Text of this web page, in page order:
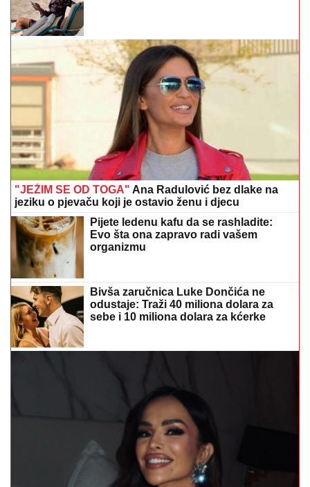
"JEŽIM SE OD TOGA" Ana Radulović bez dlake na
jeziku o pjevaču koji je ostavio ženu i djecu
Pijete ledenu kafu da se rashladite:
Evo šta ona zapravo radi vašem
organizmu
Bivša zaručnica Luke Dončića ne
odustaje: Traži 40 miliona dolara za
sebe i 10 miliona dolara za kćerke